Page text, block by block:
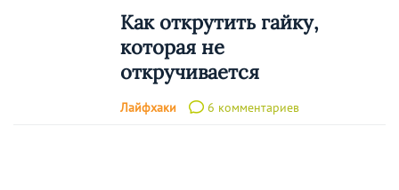
Как открутить гайку,
которая не
откручивается
Лайфхаки 6 комментариев